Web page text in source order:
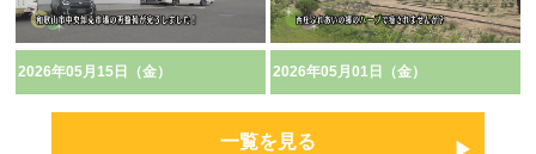
2026年05月15日（金） 2026年05月01日（金）
一覧を見る